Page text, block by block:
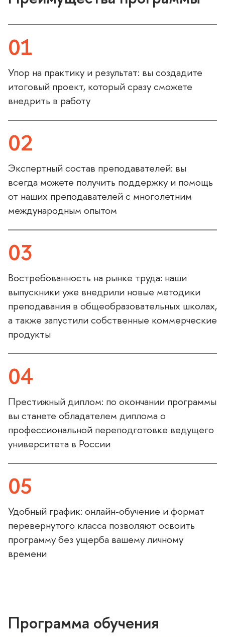
01
Упор на практику и результат: вы создадите
итоговый проект, который сразу сможете
внедрить в работу
02
Экспертный состав преподавателей: вы
всегда можете получить поддержку и помощь
от наших преподавателей с многолетним
международным опытом
03
Востребованность на рынке труда: наши
выпускники уже внедрили новые методики
преподавания в общеобразовательных школах,
а также запустили собственные коммерческие
продукты
04
Престижный диплом: по окончании программы
вы станете обладателем диплома о
профессиональной переподготовке ведущего
университета в России
05
Удобный график: онлайн-обучение и формат
перевернутого класса позволяют освоить
программу без ущерба вашему личному
времени
Программа обучения